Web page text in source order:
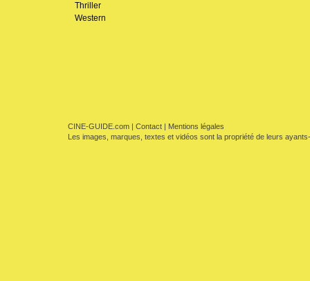
Thriller
Western
CINE-GUIDE.com | Contact | Mentions légales
Les images, marques, textes et vidéos sont la propriété de leurs